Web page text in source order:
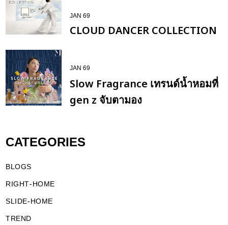
JAN 69
CLOUD DANCER COLLECTION
JAN 69
Slow Fragrance เทรนด์น้ำหอมที่
gen z จับตามอง
CATEGORIES
BLOGS
RIGHT-HOME
SLIDE-HOME
TREND